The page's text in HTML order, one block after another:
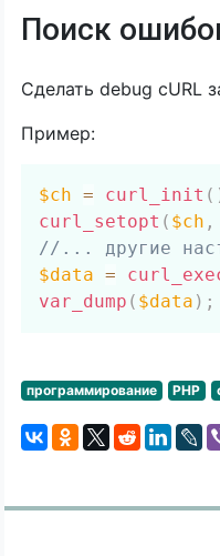
Поиск
Сделать debug cURL
Пример:
$ch = curl_init (
curl_setopt ( $ch ,
//... другие
$data =
var_dump ( $data ) ;
программирование PHP